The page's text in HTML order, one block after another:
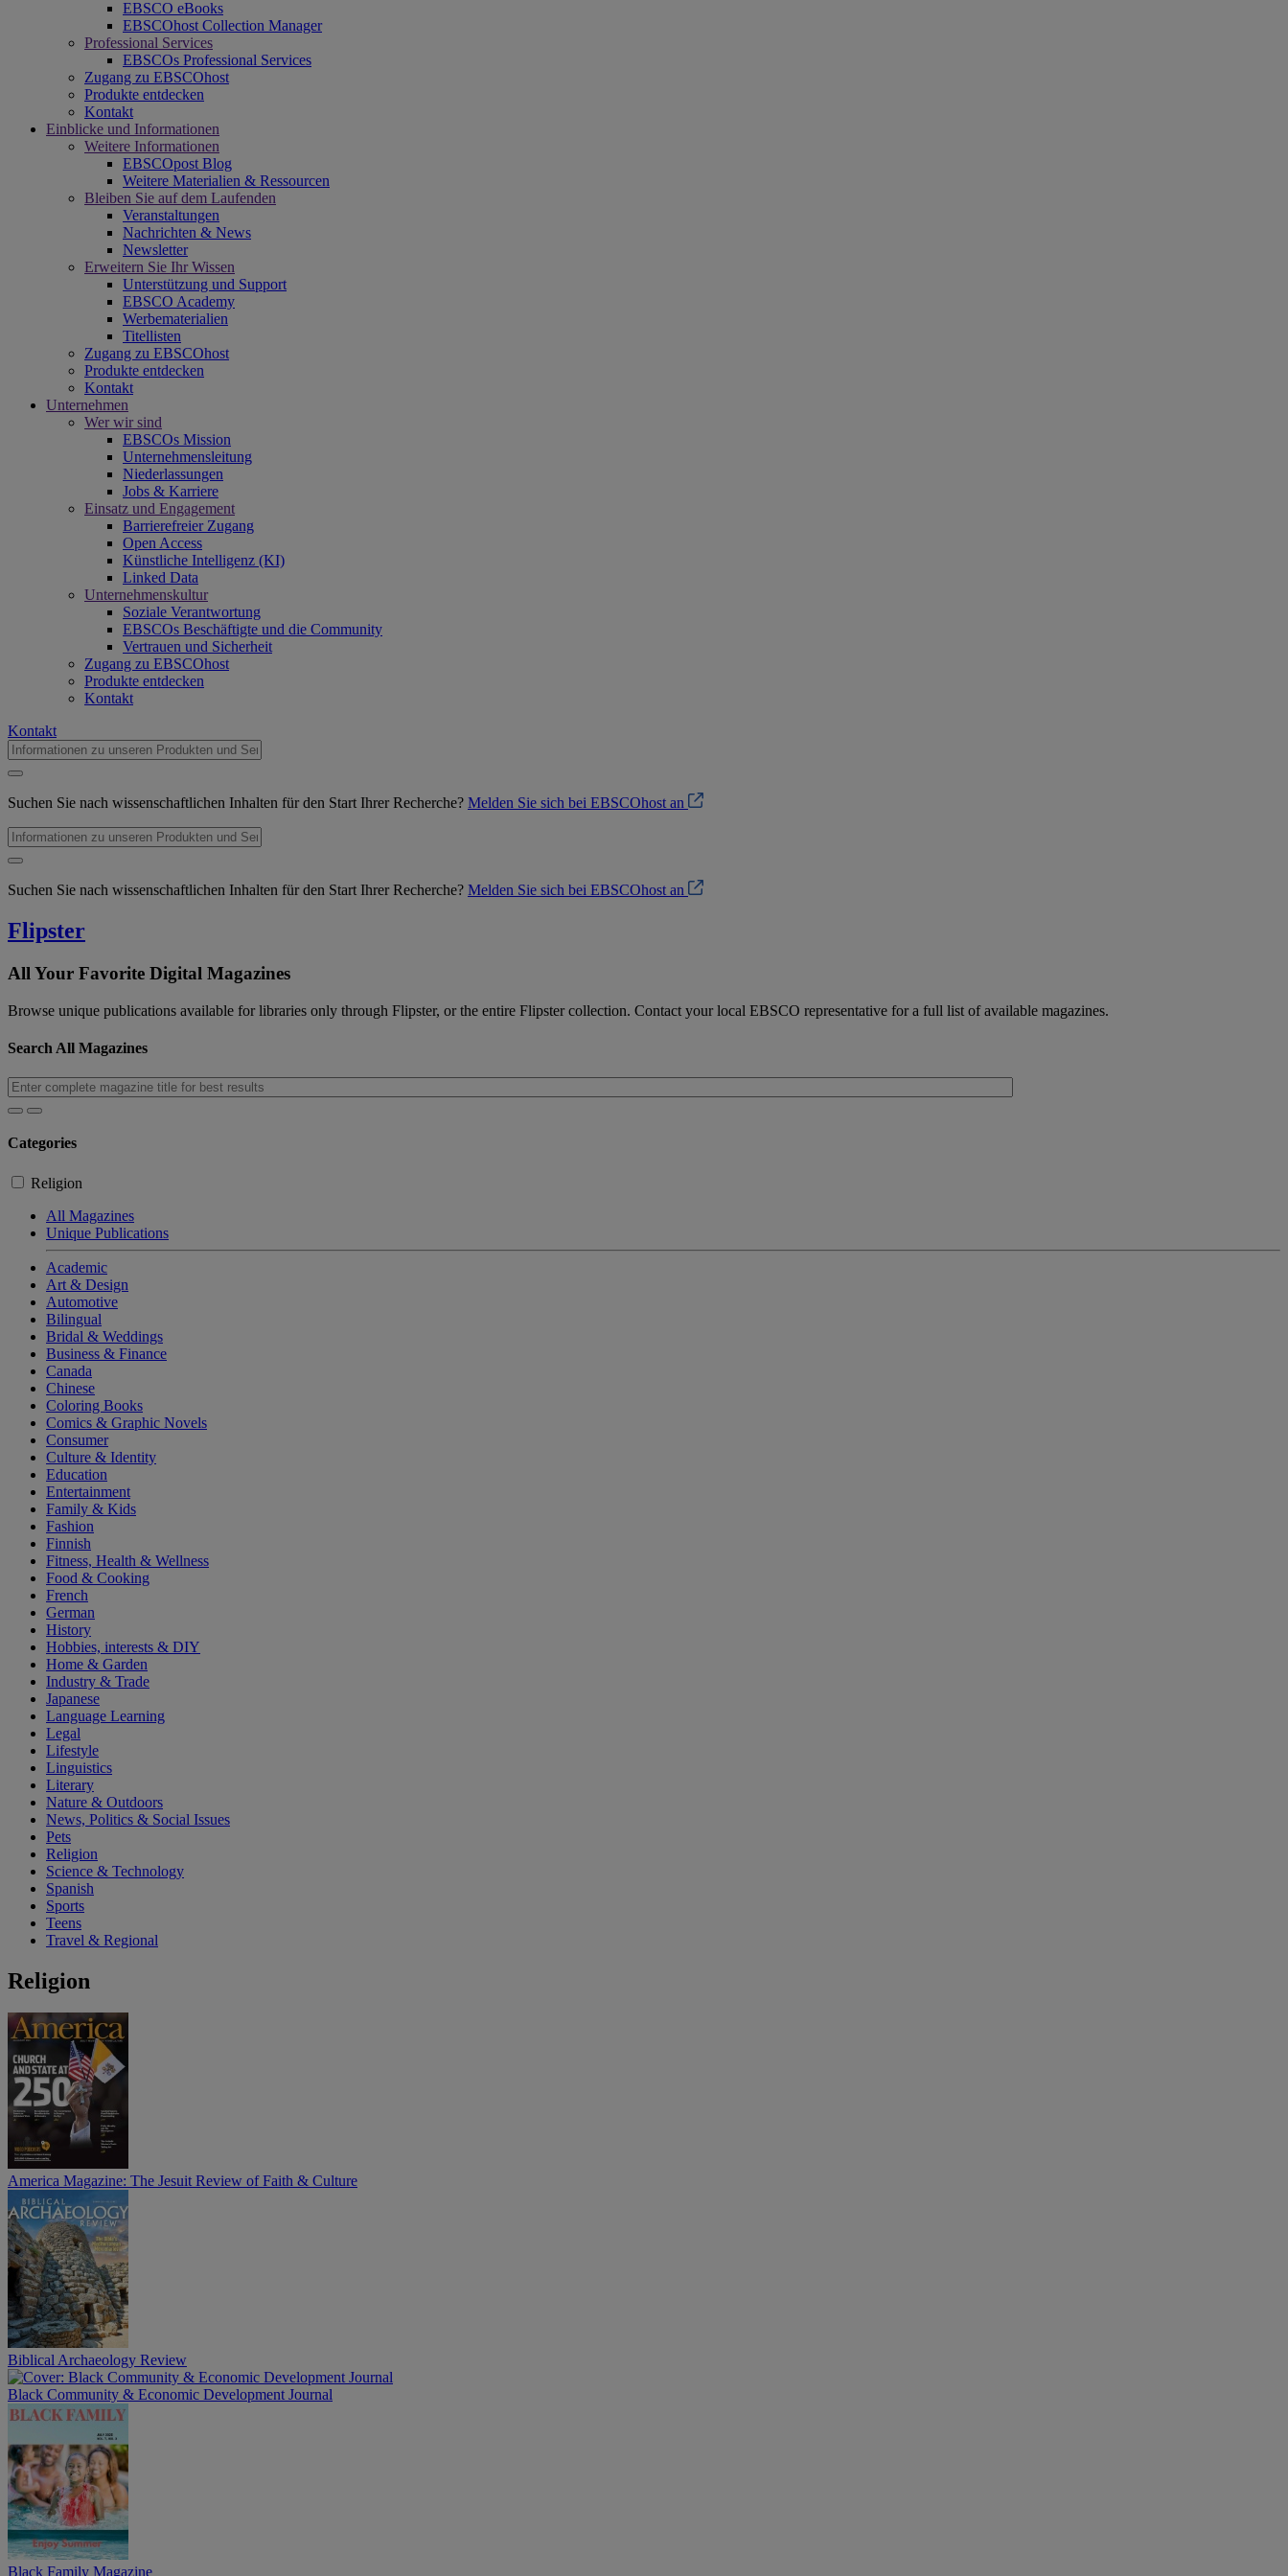
EBSCO eBooks
EBSCOhost Collection Manager
Professional Services
EBSCOs Professional Services
Zugang zu EBSCOhost
Produkte entdecken
Kontakt
Einblicke und Informationen
Weitere Informationen
EBSCOpost Blog
Weitere Materialien & Ressourcen
Bleiben Sie auf dem Laufenden
Veranstaltungen
Nachrichten & News
Newsletter
Erweitern Sie Ihr Wissen
Unterstützung und Support
EBSCO Academy
Werbematerialien
Titellisten
Zugang zu EBSCOhost
Produkte entdecken
Kontakt
Unternehmen
Wer wir sind
EBSCOs Mission
Unternehmensleitung
Niederlassungen
Jobs & Karriere
Einsatz und Engagement
Barrierefreier Zugang
Open Access
Künstliche Intelligenz (KI)
Linked Data
Unternehmenskultur
Soziale Verantwortung
EBSCOs Beschäftigte und die Community
Vertrauen und Sicherheit
Zugang zu EBSCOhost
Produkte entdecken
Kontakt
Kontakt
Suchen Sie nach wissenschaftlichen Inhalten für den Start Ihrer Recherche? Melden Sie sich bei EBSCOhost an
Suchen Sie nach wissenschaftlichen Inhalten für den Start Ihrer Recherche? Melden Sie sich bei EBSCOhost an
Flipster
All Your Favorite Digital Magazines
Browse unique publications available for libraries only through Flipster, or the entire Flipster collection. Contact your local EBSCO representative for a full list of available magazines.
Search All Magazines
Categories
Religion
All Magazines
Unique Publications
Academic
Art & Design
Automotive
Bilingual
Bridal & Weddings
Business & Finance
Canada
Chinese
Coloring Books
Comics & Graphic Novels
Consumer
Culture & Identity
Education
Entertainment
Family & Kids
Fashion
Finnish
Fitness, Health & Wellness
Food & Cooking
French
German
History
Hobbies, interests & DIY
Home & Garden
Industry & Trade
Japanese
Language Learning
Legal
Lifestyle
Linguistics
Literary
Nature & Outdoors
News, Politics & Social Issues
Pets
Religion
Science & Technology
Spanish
Sports
Teens
Travel & Regional
Religion
America Magazine: The Jesuit Review of Faith & Culture
Biblical Archaeology Review
Black Community & Economic Development Journal
Black Family Magazine